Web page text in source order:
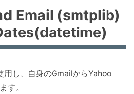
Email (smtplib)
用し、自身のGmailからYahoo
す。